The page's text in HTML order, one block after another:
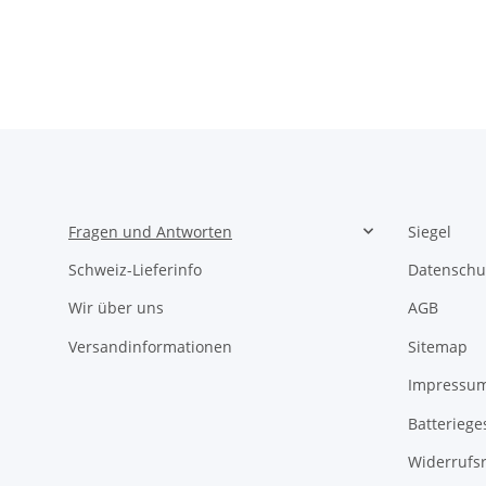
Fragen und Antworten
Schweiz-Lieferinfo
Wir über uns
Versandinformationen
Siegel
AGB
Sitemap